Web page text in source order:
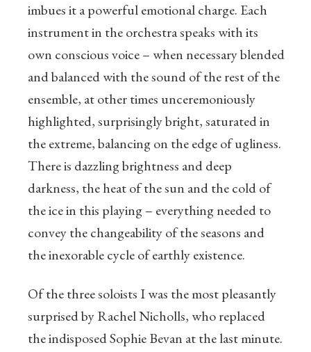
imbues it a powerful emotional charge. Each
instrument in the orchestra speaks with its
own conscious voice – when necessary blended
and balanced with the sound of the rest of the
ensemble, at other times unceremoniously
highlighted, surprisingly bright, saturated in
the extreme, balancing on the edge of ugliness.
There is dazzling brightness and deep
darkness, the heat of the sun and the cold of
the ice in this playing – everything needed to
convey the changeability of the seasons and
the inexorable cycle of earthly existence.
Of the three soloists I was the most pleasantly
surprised by Rachel Nicholls, who replaced
the indisposed Sophie Bevan at the last minute.